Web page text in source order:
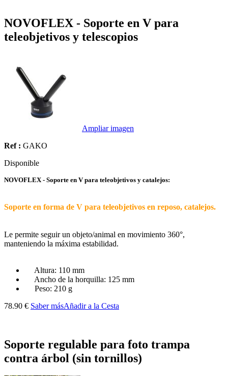
NOVOFLEX - Soporte en V para
teleobjetivos y telescopios
Ampliar imagen
Ref : GAKO
Disponible
NOVOFLEX - Soporte en V para teleobjetivos y catalejos:
Soporte en forma de V para teleobjetivos en reposo, catalejos.
Le permite seguir un objeto/animal en movimiento 360°,
manteniendo la máxima estabilidad.
Altura: 110 mm
Ancho de la horquilla: 125 mm
Peso: 210 g
78.90 € Saber másAñadir a la Cesta
Soporte regulable para foto trampa
contra árbol (sin tornillos)